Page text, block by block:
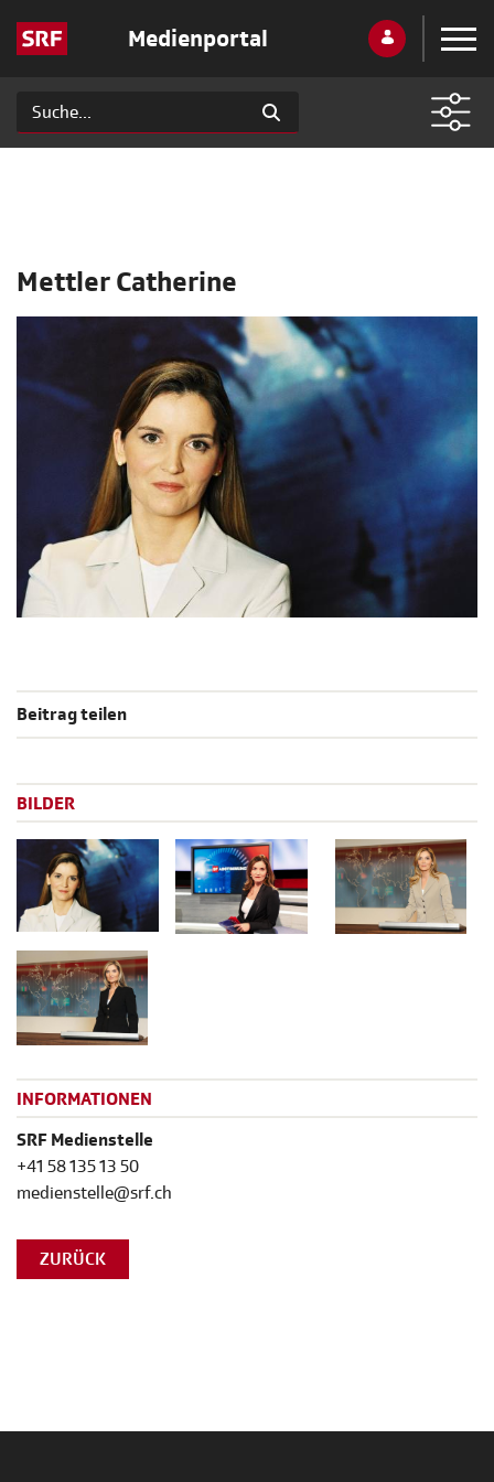
Medienportal
Mettler Catherine
Beitrag teilen
BILDER
INFORMATIONEN
SRF Medienstelle
+41 58 135 13 50
medienstelle@srf.ch
ZURÜCK